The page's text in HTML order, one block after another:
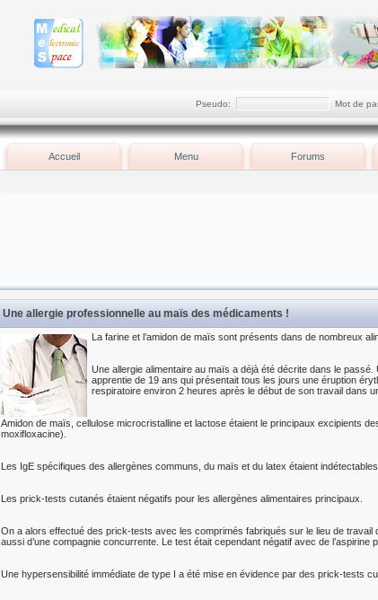
Pseudo: Mot de
Accueil Menu Forums
Une allergie professionnelle au maïs des médicaments !
La farine et l’amidon de maïs sont présents dans de nombreux
Une allergie alimentaire au maïs a déjà été décrite dans le passé.
apprentie de 19 ans qui présentait tous les jours une éruption
respiratoire environ 2 heures après le début de son travail dans
Amidon de maïs, cellulose microcristalline et lactose étaient le principaux excipients
moxifloxacine).
Les IgE spécifiques des allergènes communs, du maïs et du latex étaient indétectables.
Les prick-tests cutanés étaient négatifs pour les allergènes alimentaires principaux.
On a alors effectué des prick-tests avec les comprimés fabriqués sur le lieu de travail
aussi d’une compagnie concurrente. Le test était cependant négatif avec de l’aspirine
Une hypersensibilité immédiate de type I a été mise en évidence par des prick-tests